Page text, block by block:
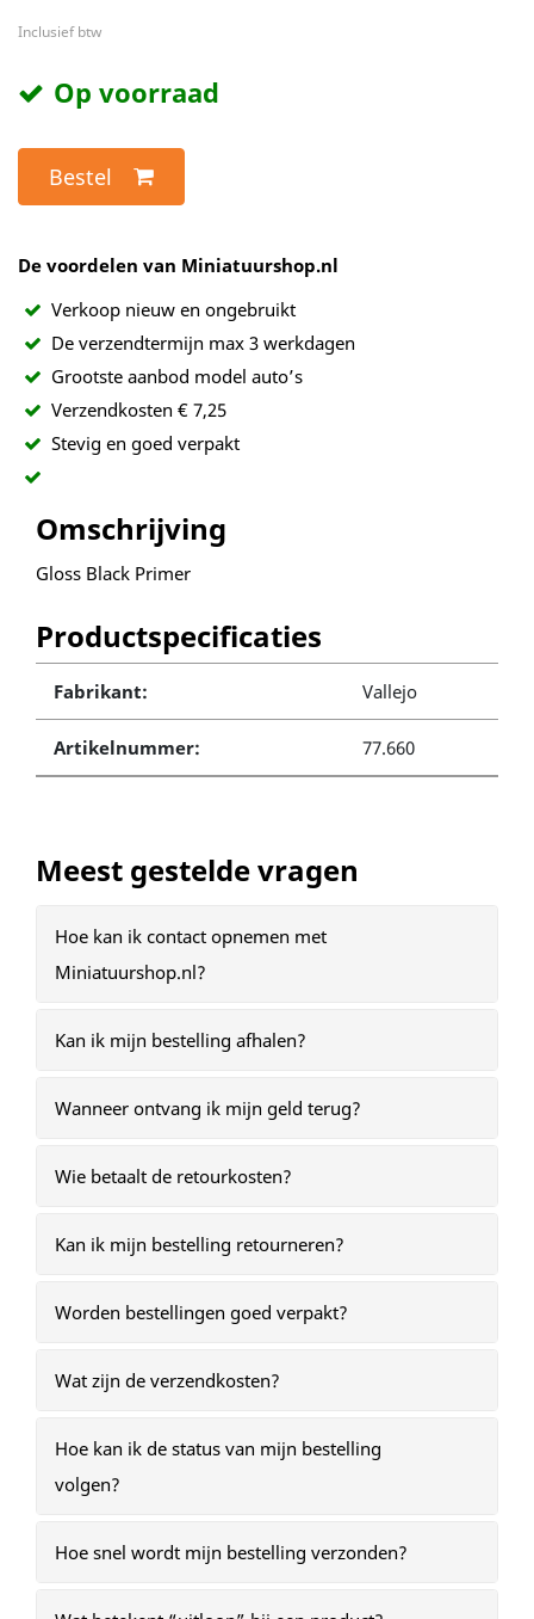
Inclusief btw
Op voorraad
Bestel
De voordelen van Miniatuurshop.nl
Verkoop nieuw en ongebruikt
De verzendtermijn max 3 werkdagen
Grootste aanbod model auto’s
Verzendkosten € 7,25
Stevig en goed verpakt
Omschrijving
Gloss Black Primer
Productspecificaties
Fabrikant: Vallejo
Artikelnummer: 77.660
Meest gestelde vragen
Hoe kan ik contact opnemen met
Miniatuurshop.nl?
Kan ik mijn bestelling afhalen?
Wanneer ontvang ik mijn geld terug?
Wie betaalt de retourkosten?
Kan ik mijn bestelling retourneren?
Worden bestellingen goed verpakt?
Wat zijn de verzendkosten?
Hoe kan ik de status van mijn bestelling
volgen?
Hoe snel wordt mijn bestelling verzonden?